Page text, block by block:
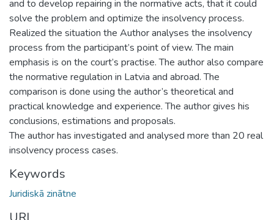
and to develop repairing in the normative acts, that it could
solve the problem and optimize the insolvency process.
Realized the situation the Author analyses the insolvency
process from the participant’s point of view. The main
emphasis is on the court’s practise. The author also compare
the normative regulation in Latvia and abroad. The
comparison is done using the author’s theoretical and
practical knowledge and experience. The author gives his
conclusions, estimations and proposals.
The author has investigated and analysed more than 20 real
insolvency process cases.
Keywords
Juridiskā zinātne